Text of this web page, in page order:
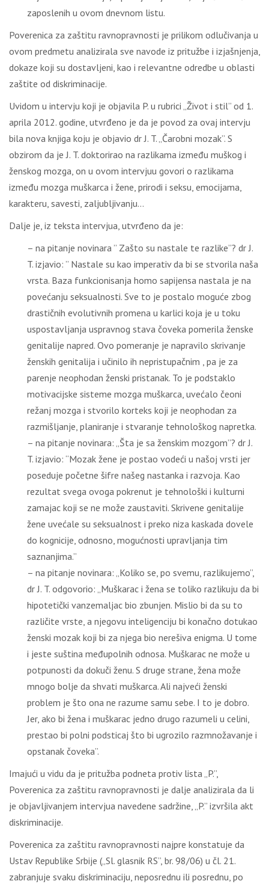
zaposlenih u ovom dnevnom listu.
Poverenica za zaštitu ravnopravnosti je prilikom odlučivanja u
ovom predmetu analizirala sve navode iz pritužbe i izjašnjenja,
dokaze koji su dostavljeni, kao i relevantne odredbe u oblasti
zaštite od diskriminacije.
Uvidom u intervju koji je objavila P. u rubrici „Život i stil” od 1.
aprila 2012. godine, utvrđeno je da je povod za ovaj intervju
bila nova knjiga koju je objavio dr J. T. „Čarobni mozak”. S
obzirom da je J. T. doktorirao na razlikama između muškog i
ženskog mozga, on u ovom intervjuu govori o razlikama
između mozga muškarca i žene, prirodi i seksu, emocijama,
karakteru, savesti, zaljubljivanju…
Dalje je, iz teksta intervjua, utvrđeno da je:
– na pitanje novinara ” Zašto su nastale te razlike”? dr J.
T. izjavio: ” Nastale su kao imperativ da bi se stvorila naša
vrsta. Baza funkcionisanja homo sapijensa nastala je na
povećanju seksualnosti. Sve to je postalo moguće zbog
drastičnih evolutivnih promena u karlici koja je u toku
uspostavljanja uspravnog stava čoveka pomerila ženske
genitalije napred. Ovo pomeranje je napravilo skrivanje
ženskih genitalija i učinilo ih nepristupačnim , pa je za
parenje neophodan ženski pristanak. To je podstaklo
motivacijske sisteme mozga muškarca, uvećalo čeoni
režanj mozga i stvorilo korteks koji je neophodan za
razmišljanje, planiranje i stvaranje tehnološkog napretka.
– na pitanje novinara: „Šta je sa ženskim mozgom”? dr J.
T. izjavio: “Mozak žene je postao vodeći u našoj vrsti jer
poseduje početne šifre našeg nastanka i razvoja. Kao
rezultat svega ovoga pokrenut je tehnološki i kulturni
zamajac koji se ne može zaustaviti. Skrivene genitalije
žene uvećale su seksualnost i preko niza kaskada dovele
do kognicije, odnosno, mogućnosti upravljanja tim
saznanjima.”
– na pitanje novinara: „Koliko se, po svemu, razlikujemo”,
dr J. T. odgovorio: „Muškarac i žena se toliko razlikuju da bi
hipotetički vanzemaljac bio zbunjen. Mislio bi da su to
različite vrste, a njegovu inteligenciju bi konačno dotukao
ženski mozak koji bi za njega bio nerešiva enigma. U tome
i jeste suština međupolnih odnosa. Muškarac ne može u
potpunosti da dokuči ženu. S druge strane, žena može
mnogo bolje da shvati muškarca. Ali najveći ženski
problem je što ona ne razume samu sebe. I to je dobro.
Jer, ako bi žena i muškarac jedno drugo razumeli u celini,
prestao bi polni podsticaj što bi ugrozilo razmnožavanje i
opstanak čoveka”.
Imajući u vidu da je pritužba podneta protiv lista „P.”,
Poverenica za zaštitu ravnopravnosti je dalje analizirala da li
je objavljivanjem intervjua navedene sadržine, „P.” izvršila akt
diskriminacije.
Poverenica za zaštitu ravnopravnosti najpre konstatuje da
Ustav Republike Srbije („Sl. glasnik RS”, br. 98/06) u čl. 21.
zabranjuje svaku diskriminaciju, neposrednu ili posrednu, po